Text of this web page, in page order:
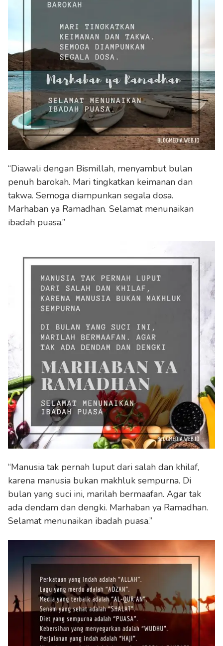
“Diawali dengan Bismillah, menyambut bulan
penuh barokah. Mari tingkatkan keimanan dan
takwa. Semoga diampunkan segala dosa.
Marhaban ya Ramadhan. Selamat menunaikan
ibadah puasa.”
“Manusia tak pernah luput dari salah dan khilaf,
karena manusia bukan makhluk sempurna. Di
bulan yang suci ini, marilah bermaafan. Agar tak
ada dendam dan dengki. Marhaban ya Ramadhan.
Selamat menunaikan ibadah puasa.”